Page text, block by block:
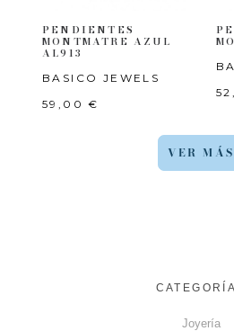
PENDIENTES
MONTMATRE AZUL
AL913
BASICO JEWELS
59,00 €
VER MÁS
Joyería